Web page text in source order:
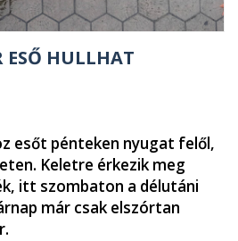
ESŐ HULLHAT
esőt pénteken nyugat felől,
Keletre érkezik meg
itt szombaton a délutáni
már csak elszórtan